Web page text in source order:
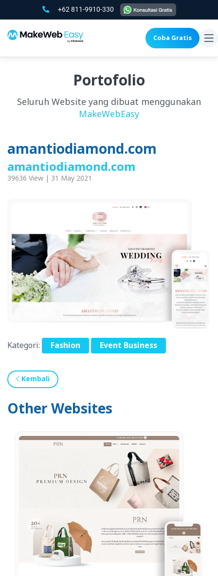
+62 811-9910-330
Coba Gratis
Portofolio
Seluruh Website yang dibuat menggunakan
MakeWebEasy
amantiodiamond.com
amantiodiamond.com
39636 View | 31 May 2021
Kategori: Fashion Event Business
Kembali
Other Websites